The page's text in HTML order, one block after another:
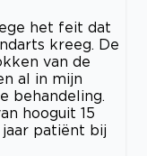
het feit dat
kreeg. De
van de
al in mijn
behandeling.
hooguit 15
patiënt bij